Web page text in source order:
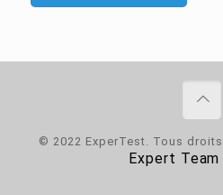
© 2022 ExperTest. Tous
Expert Team